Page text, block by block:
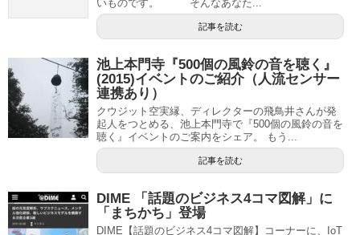
いものです。 そんなあなた...
記事を読む
池上本門寺『500個の風鈴の音を聴く』
(2015)イベントのご紹介（人流センサー
連携あり）
クウジット空実縁、ディレクターの飛鳥井さんが発
起人をつとめる、池上本門寺で『500個の風鈴の音を
聴く』イベントのご案内をシェア。 もう...
記事を読む
DIME 「話題のビジネス4コマ図解」に
「まちかち」登場
DIME【話題のビジネス4コマ図解】コーナーに、IoT